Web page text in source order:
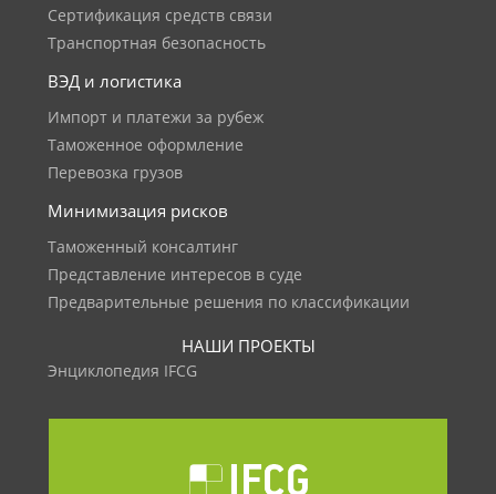
Сертификация средств связи
Транспортная безопасность
ВЭД и логистика
Импорт и платежи за рубеж
Таможенное оформление
Перевозка грузов
Минимизация рисков
Таможенный консалтинг
Представление интересов в суде
Предварительные решения по классификации
НАШИ ПРОЕКТЫ
Энциклопедия IFCG